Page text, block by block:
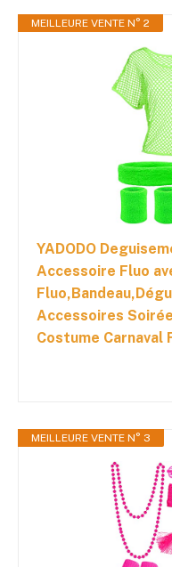
MEILLEURE VENTE N° 2
YADODO
Accessoire Fluo
Accessoires
Costume Carnaval
MEILLEURE VENTE N° 3